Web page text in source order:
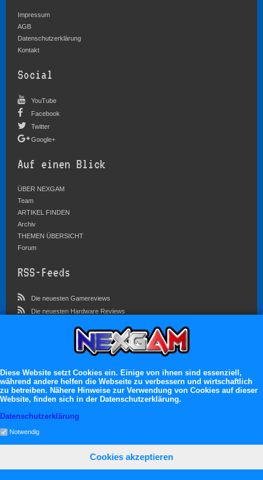
Impressum
AGB
Datenschutzerklärung
Kontakt
Social
YouTube
Facebook
Twitter
Google+
Auf einen Blick
ÜBER NEXGAM
Team
ARTIKEL FINDEN
Archiv
THEMEN ÜBERSICHT
Forum
RSS-Feeds
Die neuesten Gamereviews
Die neuesten Hardware Reviews
Im Forum sind zur Zeit 3023 Benutzer online
Es erwarten dich:
13.119 registrierte Mitglieder
71.049 Themen
neXGam © 2026
Diese Website setzt Cookies ein. Einige von ihnen sind essenziell,
während andere helfen die Webseite zu verbessern und wirtschaftlich
zu betreiben. Nähere Hinweise zur Verwendung von Cookies auf dieser
Website, finden sich in der Datenschutzerklärung.
Datenschutzerklärung
Notwendig
Cookies akzeptieren